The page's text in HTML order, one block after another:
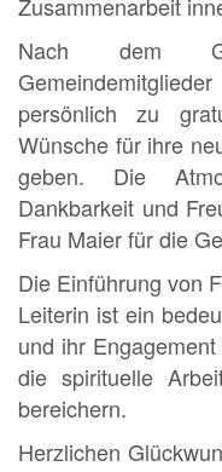
Nach dem
persönlich zu
Wünsche für ihre
geben. Die
Dankbarkeit und
Frau Maier für die
Die Einführung von
Leiterin ist ein
und ihr
die spirituelle
bereichern.
Herzlichen